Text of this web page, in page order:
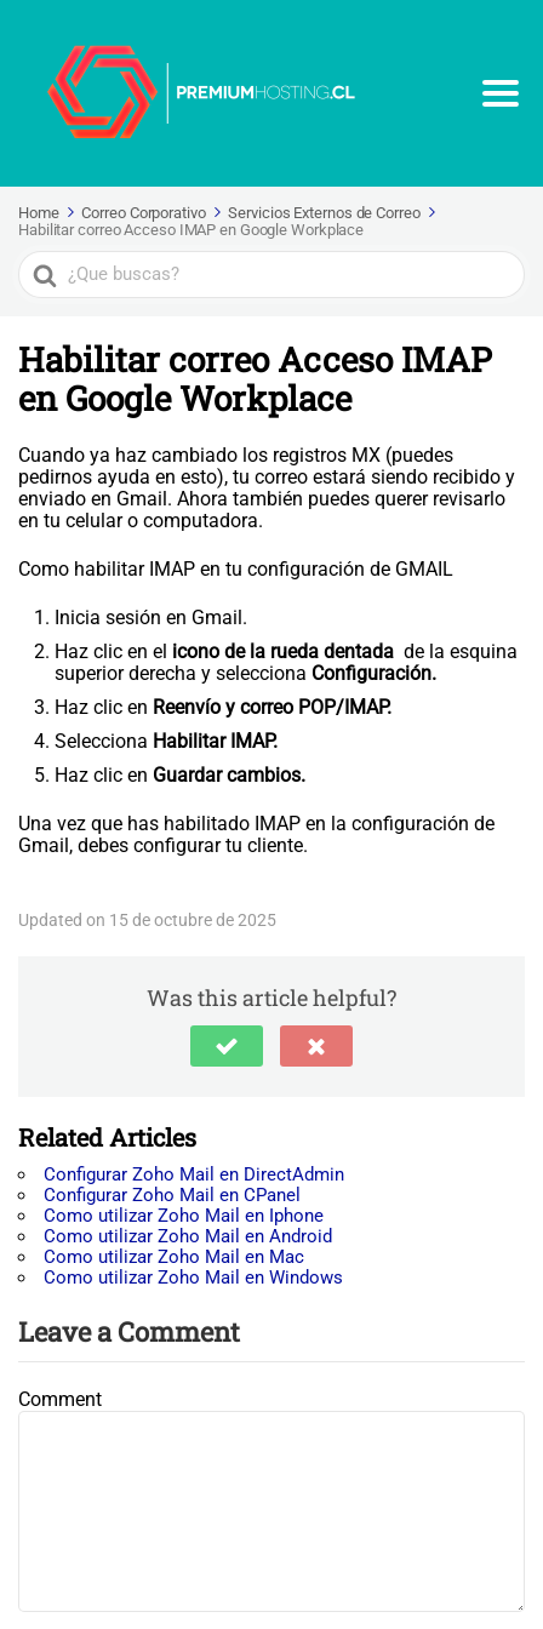
Home Correo Corporativo
Servicios Externos de Correo
Habilitar correo Acceso IMAP en Google Workplace
Search
For
Habilitar correo Acceso IMAP
en Google Workplace
Cuando ya haz cambiado los registros MX (puedes
pedirnos ayuda en esto), tu correo estará siendo recibido y
enviado en Gmail. Ahora también puedes querer revisarlo
en tu celular o computadora.
Como habilitar IMAP en tu configuración de GMAIL
Inicia sesión en Gmail.
Haz clic en el icono de la rueda dentada de la esquina
superior derecha y selecciona Configuración.
Haz clic en Reenvío y correo POP/IMAP.
Selecciona Habilitar IMAP.
Haz clic en Guardar cambios.
Una vez que has habilitado IMAP en la configuración de
Gmail, debes configurar tu cliente.
Updated on 15 de octubre de 2025
Was this article helpful?
Related Articles
Configurar Zoho Mail en DirectAdmin
Configurar Zoho Mail en CPanel
Como utilizar Zoho Mail en Iphone
Como utilizar Zoho Mail en Android
Como utilizar Zoho Mail en Mac
Como utilizar Zoho Mail en Windows
Leave a Comment
Comment